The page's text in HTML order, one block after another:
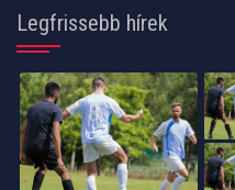
Legfrissebb hírek